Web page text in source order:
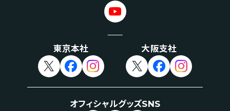
東京本社 大阪支社
オフィシャルグッズSNS